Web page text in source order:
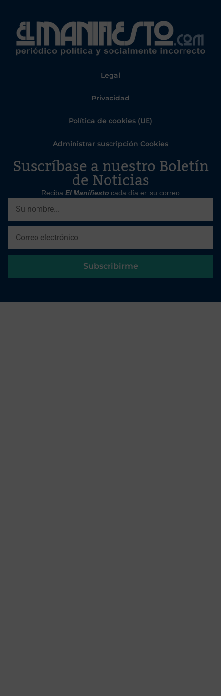
Legal
Privacidad
Política de cookies (UE)
Administrar suscripción Cookies
Suscríbase a nuestro Boletín
de Noticias
Reciba El Manifiesto cada día en su correo
Subscribirme